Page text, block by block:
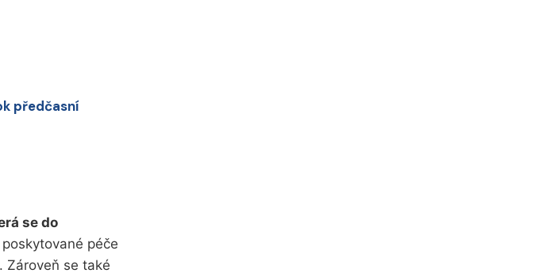
předčasní
se do
péče
Zároveň se také